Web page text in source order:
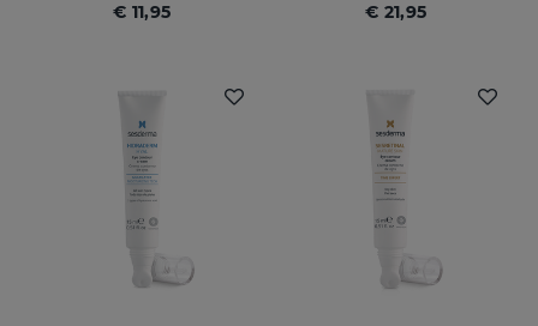
€ 11,95 € 21,95